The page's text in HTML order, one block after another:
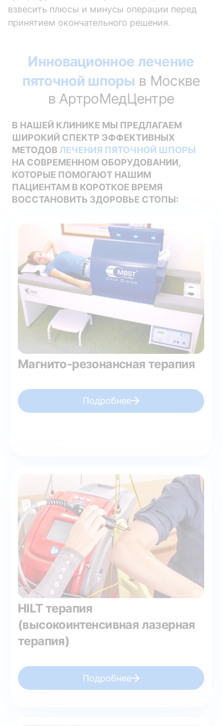
взвесить плюсы и минусы операции перед
принятием окончательного решения.
Инновационное лечение
пяточной шпоры в Москве
в АртроМедЦентре
В НАШЕЙ КЛИНИКЕ МЫ ПРЕДЛАГАЕМ
ШИРОКИЙ СПЕКТР ЭФФЕКТИВНЫХ
МЕТОДОВ ЛЕЧЕНИЯ ПЯТОЧНОЙ ШПОРЫ
НА СОВРЕМЕННОМ ОБОРУДОВАНИИ,
КОТОРЫЕ ПОМОГАЮТ НАШИМ
ПАЦИЕНТАМ В КОРОТКОЕ ВРЕМЯ
ВОССТАНОВИТЬ ЗДОРОВЬЕ СТОПЫ:
Магнито-резонансная терапия
Подробнее
HILT терапия
(высокоинтенсивная лазерная
терапия)
Подробнее